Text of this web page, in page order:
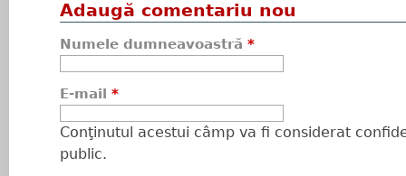
Adaugă comentariu nou
Numele dumneavoastră *
E-mail *
Conţinutul acestui câmp va fi considerat
public.